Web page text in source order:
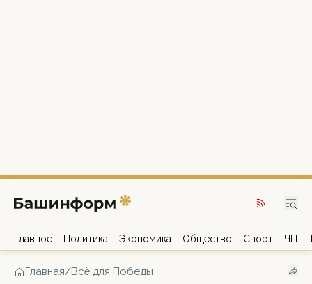
Главное Политика Экономика Общество Спорт ЧП
Главная/Всё для Победы